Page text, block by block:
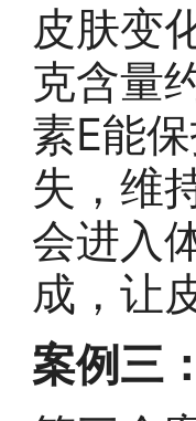
皮肤变
克含量
素E能
失，维
会进入
成，让
案例三